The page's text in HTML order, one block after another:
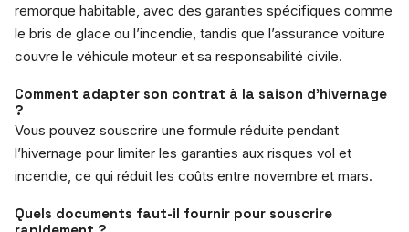
remorque habitable, avec des garanties spécifiques comme
le bris de glace ou l’incendie, tandis que l’assurance voiture
couvre le véhicule moteur et sa responsabilité civile.
Comment adapter son contrat à la saison d’hivernage
?
Vous pouvez souscrire une formule réduite pendant
l’hivernage pour limiter les garanties aux risques vol et
incendie, ce qui réduit les coûts entre novembre et mars.
Quels documents faut-il fournir pour souscrire